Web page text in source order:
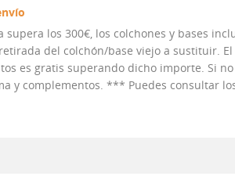
supera los 300€, los colchones y bases
del colchón/base viejo a sustituir.
es gratis superando dicho importe. Si
y complementos. *** Puedes consultar